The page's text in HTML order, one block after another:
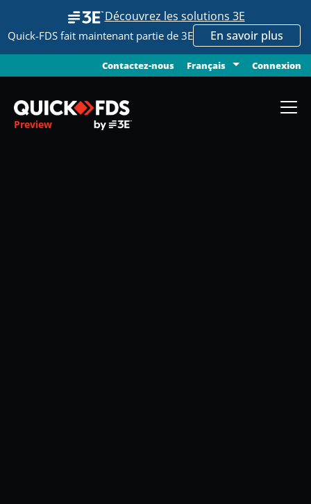
Découvrez les solutions 3E
Quick-FDS fait maintenant partie de 3E En savoir plus
Contactez-nous Français Connexion
Preview